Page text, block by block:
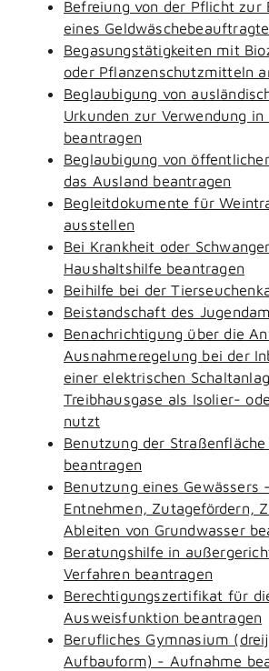
Befreiung von der Pflicht zur
eines
Begasungstätigkeiten mit
oder Pflanzenschutzmitteln
Beglaubigung von
Urkunden zur Verwendung in
beantragen
Beglaubigung von
das Ausland beantragen
Begleitdokumente für
ausstellen
Bei Krankheit oder
Haushaltshilfe beantragen
Beihilfe bei der
Beistandschaft des
Benachrichtigung über die
Ausnahmeregelung bei der
einer elektrischen
Treibhausgase als Isolier-
nutzt
Benutzung der
beantragen
Benutzung eines Gewässers
Entnehmen, Zutagefördern,
Ableiten von Grundwasser
Beratungshilfe in
Verfahren beantragen
Berechtigungszertifikat für
Ausweisfunktion beantragen
Berufliches Gymnasium
Aufbauform) - Aufnahme